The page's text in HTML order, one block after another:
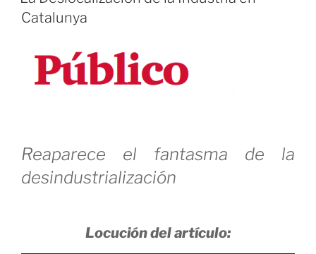
es
Descontrolado»
Catalunya
Reaparece el fantasma de la
desindustrialización
Locución del artículo: